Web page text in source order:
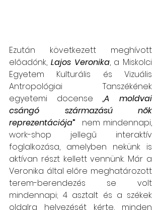
Ezután következett meghívott
előadónk, Lajos Veronika, a Miskolci
Egyetem Kulturális és Vizuális
Antropológiai Tanszékének
egyetemi docense „A moldvai
csángó származású nők
reprezentációja”
  nem mindennapi,
work-shop jellegű interaktív
foglalkozása, amelyben nekünk is
aktívan részt kellett vennünk. Már a
Veronika által előre meghatározott
terem-berendezés se volt
mindennapi; 4 asztalt és a székek
oldalra helyezését kérte, minden